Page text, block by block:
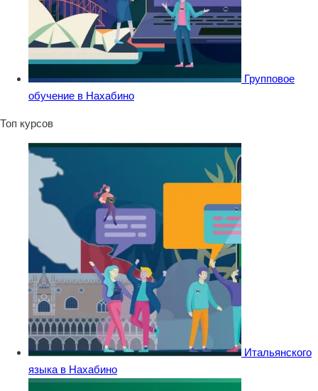
Групповое
обучение в Нахабино
Топ курсов
Итальянского
языка в Нахабино